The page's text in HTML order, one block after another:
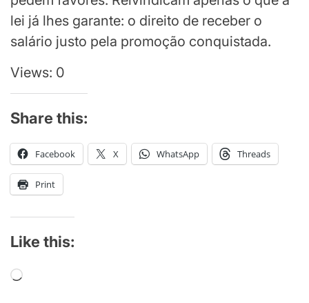
lei já lhes garante: o direito de receber o
salário justo pela promoção conquistada.
Views: 0
Share this:
Facebook X WhatsApp Threads
Print
Like this:
Loading…